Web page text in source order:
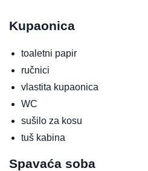
Kupaonica
toaletni papir
ručnici
vlastita kupaonica
WC
sušilo za kosu
tuš kabina
Spavaća soba